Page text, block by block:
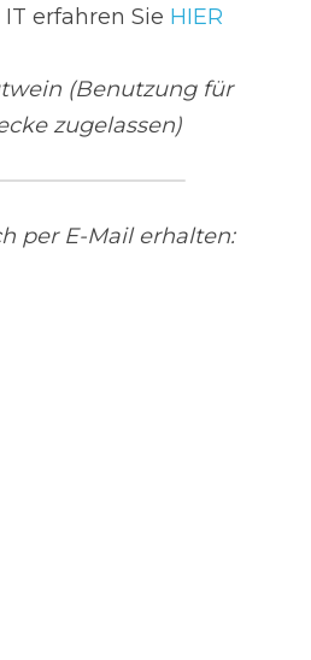
erfahren Sie HIER
(Benutzung für
zugelassen)
per E-Mail erhalten: